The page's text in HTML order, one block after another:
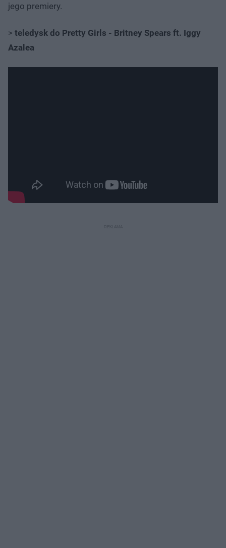
jego premiery.
> teledysk do Pretty Girls - Britney Spears ft. Iggy
Azalea